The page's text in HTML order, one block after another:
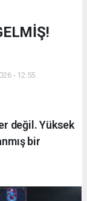
- 12:55
değil. Yüksek
bir